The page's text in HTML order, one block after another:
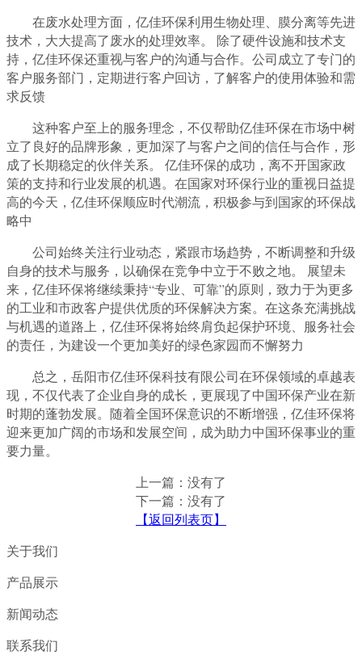
在废水处理方面，亿佳环保利用生物处理、膜分离等先进
技术，大大提高了废水的处理效率。 除了硬件设施和技术支
持，亿佳环保还重视与客户的沟通与合作。公司成立了专门的
客户服务部门，定期进行客户回访，了解客户的使用体验和需
求反馈
这种客户至上的服务理念，不仅帮助亿佳环保在市场中树
立了良好的品牌形象，更加深了与客户之间的信任与合作，形
成了长期稳定的伙伴关系。 亿佳环保的成功，离不开国家政
策的支持和行业发展的机遇。在国家对环保行业的重视日益提
高的今天，亿佳环保顺应时代潮流，积极参与到国家的环保战
略中
公司始终关注行业动态，紧跟市场趋势，不断调整和升级
自身的技术与服务，以确保在竞争中立于不败之地。 展望未
来，亿佳环保将继续秉持“专业、可靠”的原则，致力于为更多
的工业和市政客户提供优质的环保解决方案。在这条充满挑战
与机遇的道路上，亿佳环保将始终肩负起保护环境、服务社会
的责任，为建设一个更加美好的绿色家园而不懈努力
总之，岳阳市亿佳环保科技有限公司在环保领域的卓越表
现，不仅代表了企业自身的成长，更展现了中国环保产业在新
时期的蓬勃发展。随着全国环保意识的不断增强，亿佳环保将
迎来更加广阔的市场和发展空间，成为助力中国环保事业的重
要力量。
上一篇：没有了
下一篇：没有了
【返回列表页】
关于我们
产品展示
新闻动态
联系我们